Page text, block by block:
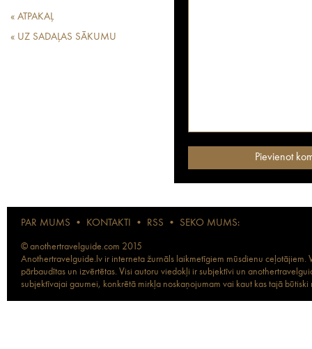
« ATPAKAĻ
« UZ SADAĻAS SĀKUMU
PAR MUMS • KONTAKTI • RSS • SEKO MUMS:
© anothertravelguide.com 2015
Anothertravelguide.lv ir interneta žurnāls laikmetīgiem mūsdienu
pārbaudītas un izvērtētas. Visi autoru viedokļi ir subjektīvi un
subjektīvajai gaumei, konkrētā mirkļa noskaņojumam vai kaut kas tajā